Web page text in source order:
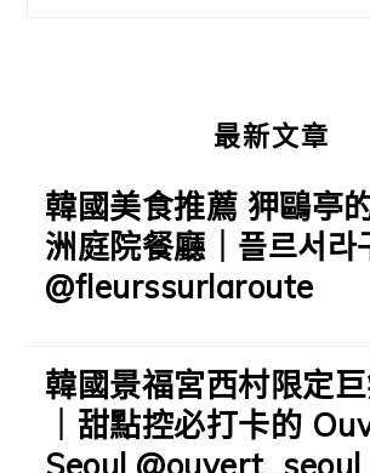
最新文章
韓國美食推薦 狎鷗亭
洲庭院餐廳｜플르서라
@fleurssurlaroute
韓國景福宮西村限定
｜甜點控必打卡的
Seoul @ouvert_seoul